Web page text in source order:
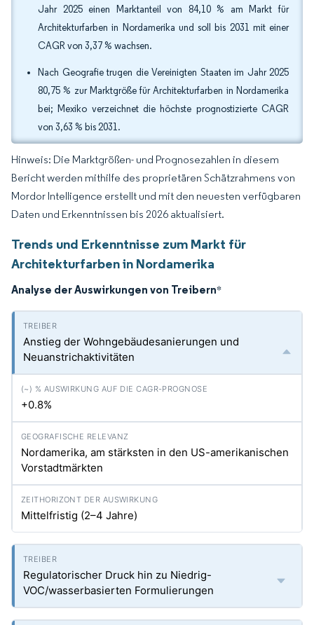
Jahr 2025 einen Marktanteil von 84,10 % am Markt für
Architekturfarben in Nordamerika und soll bis 2031 mit einer
CAGR von 3,37 % wachsen.
Nach Geografie trugen die Vereinigten Staaten im Jahr 2025
80,75 % zur Marktgröße für Architekturfarben in Nordamerika
bei; Mexiko verzeichnet die höchste prognostizierte CAGR
von 3,63 % bis 2031.
Hinweis: Die Marktgrößen- und Prognosezahlen in diesem
Bericht werden mithilfe des proprietären Schätzrahmens von
Mordor Intelligence erstellt und mit den neuesten verfügbaren
Daten und Erkenntnissen bis 2026 aktualisiert.
Trends und Erkenntnisse zum Markt für
Architekturfarben in Nordamerika
Analyse der Auswirkungen von Treibern*
Anstieg der Wohngebäudesanierungen und
Neuanstrichaktivitäten
+0.8%
Nordamerika, am stärksten in den US-amerikanischen
Vorstadtmärkten
Mittelfristig (2–4 Jahre)
Regulatorischer Druck hin zu Niedrig-
VOC/wasserbasierten Formulierungen